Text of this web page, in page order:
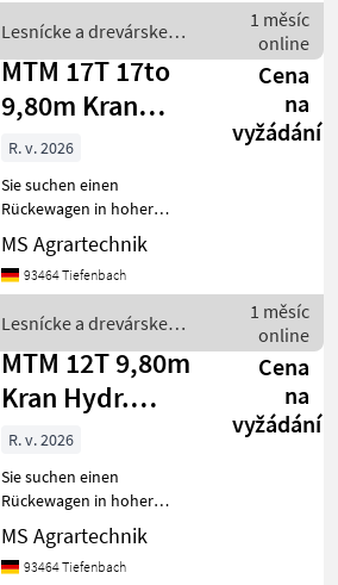
Rückewägen sind die
wahrscheinlich be
Lesnícke a drevárske
stroje / MTM Forest
1 měsíc
online
MTM 17T 17to
9,80m Kran
Forwarder
Rungen
Druckluft D
Cena
na
vyžádání
R. v. 2026
Sie suchen einen
Rückewagen in hoher
Verarbeitungsqualität und
mit starken Hubkräften.
Dann sind Sie bei MTM
Rückewägen sind die
wahrscheinlich be
MS Agrartechnik
93464 Tiefenbach
Lesnícke a drevárske
stroje / MTM Forest
1 měsíc
online
MTM 12T 9,80m
Kran Hydr.
Vorgesteuerte
Steuerung Rüc
Cena
na
vyžádání
R. v. 2026
Sie suchen einen
Rückewagen in hoher
Verarbeitungsqualität und
mit starken Hubkräften.
Dann sind Sie bei MTM
MS Agrartechnik
93464 Tiefenbach